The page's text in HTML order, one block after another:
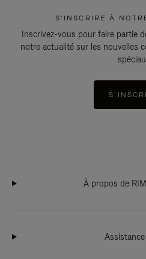
S'INSCRIRE À
Inscrivez-vous pour faire partie
notre actualité sur les nouvelles
À propos de
Assistance